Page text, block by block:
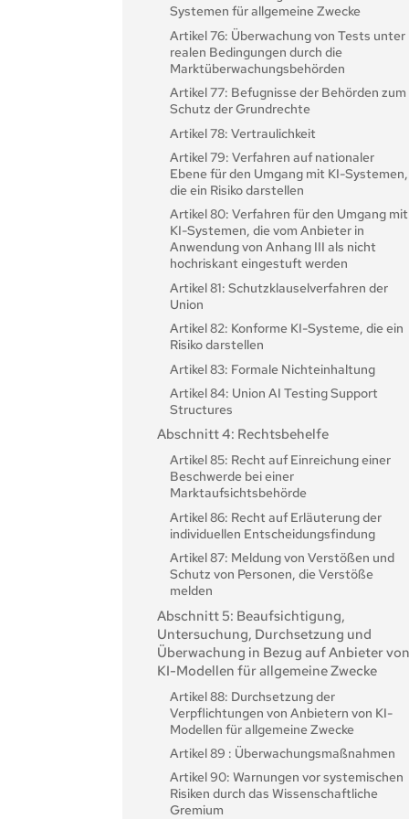
Artikel 22: Bevollmächtigte Vertreter von
Anbietern von KI-Systemen mit hohem
Risikopotenzial
Artikel 23: Pflichten der Importeure
Artikel 24: Pflichten des Händlers
Artikel 25: Verantwortlichkeiten entlang
der KI-Wertschöpfungskette
Artikel 26: Pflichten der Betreiber von KI-
Systemen mit hohem Risiko
Artikel 27: Grundrechtliche
Folgenabschätzung für hochriskante KI-
Systeme
Abschnitt 4: Notifizierende Behörden
und benannte Stellen
Artikel 29: Antrag einer
Notifizierung
Artikel 30: Notifizierungsverfahren
benannten Stellen
Artikel 32: Vermutung der Konformität
mit den Anforderungen in Bezug auf
benannte Stellen
Artikel 33: Zweigstellen der benannten
Stellen und Vergabe von Unteraufträgen
Artikel 34: Operative Verpflichtungen der
benannten Stellen
Artikel 35: Kennnummern und
Verzeichnisse der benannten Stellen
Artikel 36: Änderungen der
Notifizierungen
Artikel 37: Anfechtung der Zuständigkeit
der benannten Stellen
Artikel 38: Koordinierung der benannten
Stellen
Artikel 39:
Konformitätsbewertungsstellen von
Drittländern
Systemen für allgemeine Zwecke
Artikel 76: Überwachung von Tests unter
realen Bedingungen durch die
Marktüberwachungsbehörden
Artikel 77: Befugnisse der Behörden zum
Schutz der Grundrechte
Artikel 78: Vertraulichkeit
Artikel 79: Verfahren auf nationaler
Ebene für den Umgang mit KI-Systemen,
die ein Risiko darstellen
Artikel 80: Verfahren für den Umgang mit
KI-Systemen, die vom Anbieter in
Anwendung von Anhang III als nicht
hochriskant eingestuft werden
Artikel 81: Schutzklauselverfahren der
Union
Artikel 82: Konforme KI-Systeme, die ein
Risiko darstellen
Artikel 83: Formale Nichteinhaltung
Artikel 84: Union AI Testing Support
Structures
Abschnitt 4: Rechtsbehelfe
Artikel 85: Recht auf Einreichung einer
Beschwerde bei einer
Marktaufsichtsbehörde
Artikel 86: Recht auf Erläuterung der
individuellen Entscheidungsfindung
Artikel 87: Meldung von Verstößen und
Schutz von Personen, die Verstöße
melden
Abschnitt 5: Beaufsichtigung,
Untersuchung, Durchsetzung und
Überwachung in Bezug auf Anbieter von
KI-Modellen für allgemeine Zwecke
Artikel 88: Durchsetzung der
Verpflichtungen von Anbietern von KI-
Modellen für allgemeine Zwecke
Artikel 89 : Überwachungsmaßnahmen
Artikel 90: Warnungen vor systemischen
Risiken durch das Wissenschaftliche
Gremium